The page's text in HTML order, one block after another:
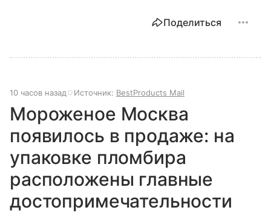
Поделиться
10 часов назад Источник: BestProducts Mail
Мороженое Москва
появилось в продаже: на
упаковке пломбира
расположены главные
достопримечательности